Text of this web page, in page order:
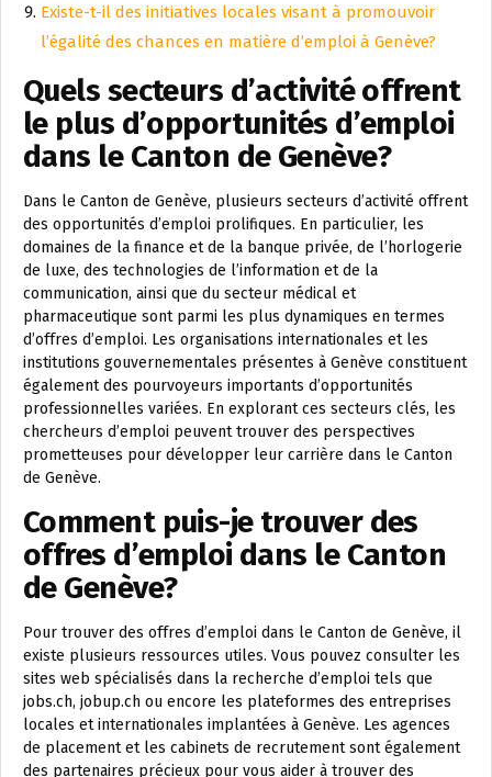
Existe-t-il des initiatives locales visant à promouvoir
l’égalité des chances en matière d’emploi à Genève?
Quels secteurs d’activité offrent
le plus d’opportunités d’emploi
dans le Canton de Genève?
Dans le Canton de Genève, plusieurs secteurs d’activité offrent
des opportunités d’emploi prolifiques. En particulier, les
domaines de la finance et de la banque privée, de l’horlogerie
de luxe, des technologies de l’information et de la
communication, ainsi que du secteur médical et
pharmaceutique sont parmi les plus dynamiques en termes
d’offres d’emploi. Les organisations internationales et les
institutions gouvernementales présentes à Genève constituent
également des pourvoyeurs importants d’opportunités
professionnelles variées. En explorant ces secteurs clés, les
chercheurs d’emploi peuvent trouver des perspectives
prometteuses pour développer leur carrière dans le Canton
de Genève.
Comment puis-je trouver des
offres d’emploi dans le Canton
de Genève?
Pour trouver des offres d’emploi dans le Canton de Genève, il
existe plusieurs ressources utiles. Vous pouvez consulter les
sites web spécialisés dans la recherche d’emploi tels que
jobs.ch, jobup.ch ou encore les plateformes des entreprises
locales et internationales implantées à Genève. Les agences
de placement et les cabinets de recrutement sont également
des partenaires précieux pour vous aider à trouver des